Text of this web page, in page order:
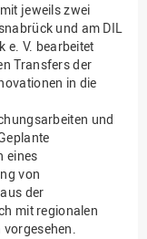
jeweils zwei
und am DIL
e. V. bearbeitet
Transfers der
in die
und
eines
von
der
mit regionalen